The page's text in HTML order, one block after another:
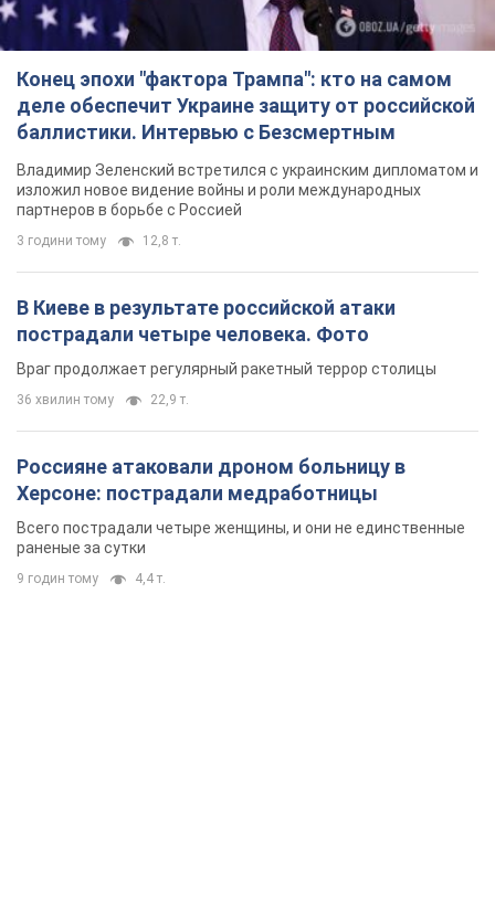
Конец эпохи "фактора Трампа": кто на самом
деле обеспечит Украине защиту от российской
баллистики. Интервью с Безсмертным
Владимир Зеленский встретился с украинским дипломатом и
изложил новое видение войны и роли международных
партнеров в борьбе с Россией
3 години тому 12,8 т.
В Киеве в результате российской атаки
пострадали четыре человека. Фото
Враг продолжает регулярный ракетный террор столицы
36 хвилин тому 22,9 т.
Россияне атаковали дроном больницу в
Херсоне: пострадали медработницы
Всего пострадали четыре женщины, и они не единственные
раненые за сутки
9 годин тому 4,4 т.